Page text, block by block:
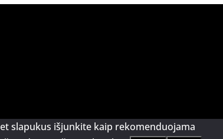
slapukus išjunkite kaip rekomenduojama